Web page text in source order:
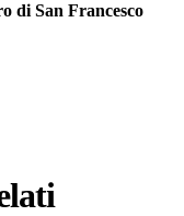
di San Francesco